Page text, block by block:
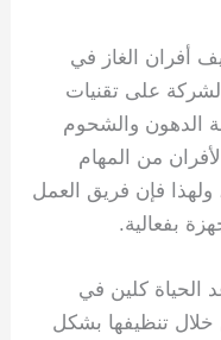
أفران الغاز في
على تقنيات
الدهون والشحوم
من المهام
ولهذا فإن فريق العمل
بفعالية.
كلين في
خلال تنظيفها بشكل